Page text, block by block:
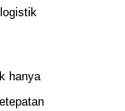
hanya